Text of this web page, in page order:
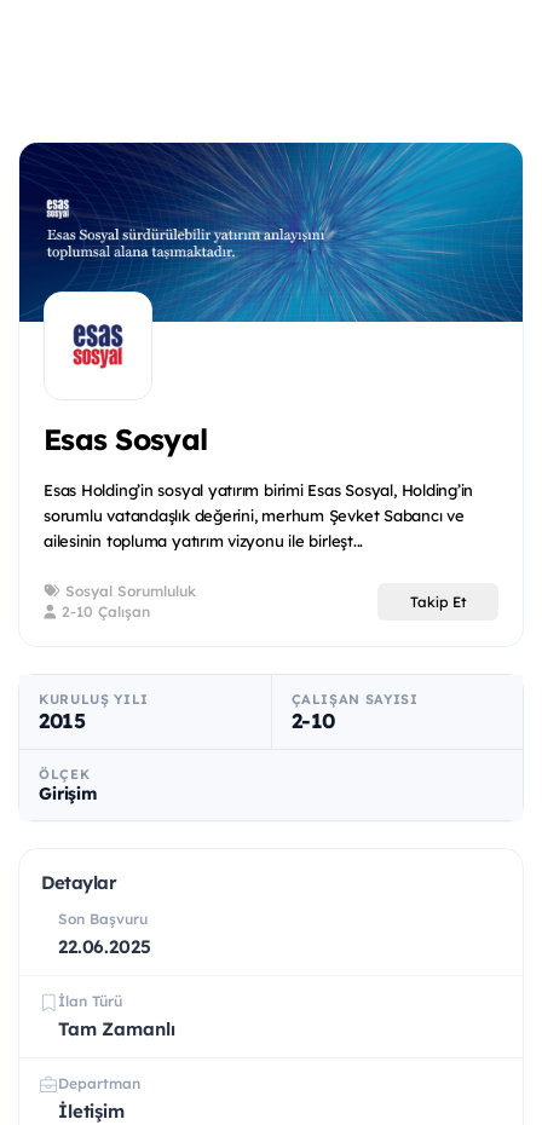
Esas Sosyal
Esas Holding’in sosyal yatırım birimi Esas Sosyal, Holding’in
sorumlu vatandaşlık değerini, merhum Şevket Sabancı ve
ailesinin topluma yatırım vizyonu ile birleşt...
Sosyal Sorumluluk
2-10 Çalışan
Takip Et
KURULUŞ YILI
2015
ÇALIŞAN SAYISI
2-10
ÖLÇEK
Girişim
Detaylar
Son Başvuru
22.06.2025
İlan Türü
Tam Zamanlı
Departman
İletişim